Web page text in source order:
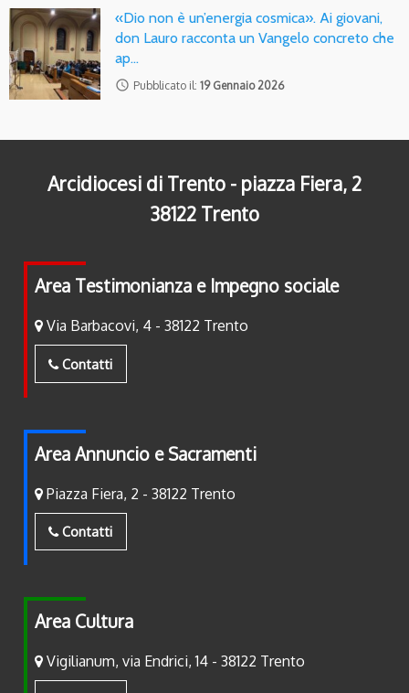
«Dio non è un’energia cosmica». Ai giovani,
don Lauro racconta un Vangelo concreto che
ap…
access_time Pubblicato il: 19 Gennaio 2026
Arcidiocesi di Trento - piazza Fiera, 2
38122 Trento
Area Testimonianza e Impegno sociale
Via Barbacovi, 4 - 38122 Trento
Contatti
Area Annuncio e Sacramenti
Piazza Fiera, 2 - 38122 Trento
Contatti
Area Cultura
Vigilianum, via Endrici, 14 - 38122 Trento